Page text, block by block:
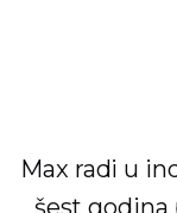
Max radi u
šest